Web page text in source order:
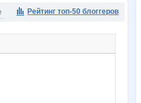
Рейтинг топ-50 блоггеров